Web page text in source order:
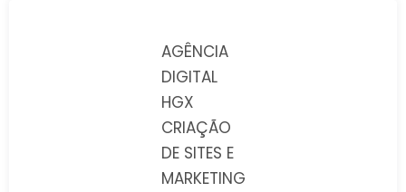
AGÊNCIA
DIGITAL
HGX
CRIAÇÃO
DE SITES E
MARKETING